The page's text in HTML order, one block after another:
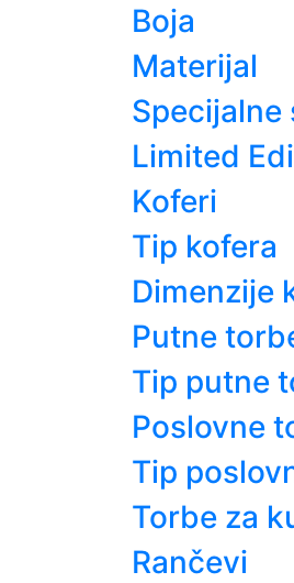
Boja
Materijal
Specijalne
Limited
Koferi
Tip kofera
Dimenzije
Putne
Tip putne
Poslovne
Tip
Torbe za
Rančevi